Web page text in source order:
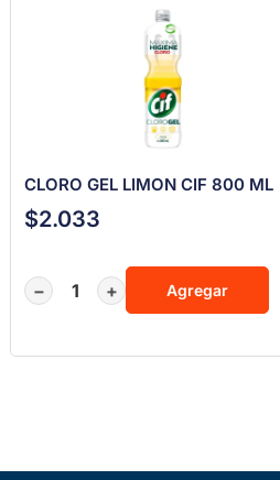
CLORO GEL LIMON CIF 800 ML
$2.033
− + Agregar